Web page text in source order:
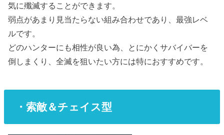
気に殲滅することができます。
弱点があまり見当たらない組み合わせであり、最強レベ
ルです。
どのハンターにも相性が良い為、とにかくサバイバーを
倒しまくり、全滅を狙いたい方には特におすすめです。
・索敵＆チェイス型